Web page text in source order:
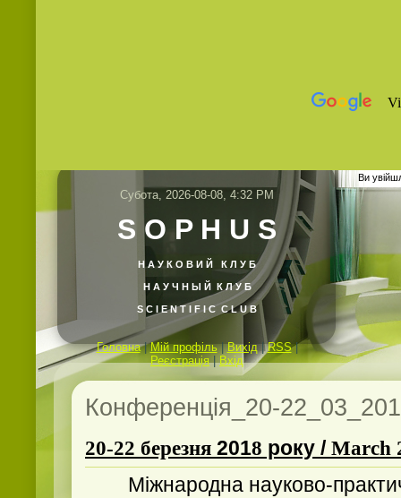
Субота, 2026-08-08, 4:32 PM
S O P H U S
Н А У К О В И Й К Л У Б
Н А У Ч Н Ы Й К Л У Б
S C I E N T I F I C C L U B
Головна|Мій профіль|Вихід|RSS|
Реєстрація|Вхід
Ви
Конференція_20-
20-22 березня 2018 року / March
Міжнародна науково-